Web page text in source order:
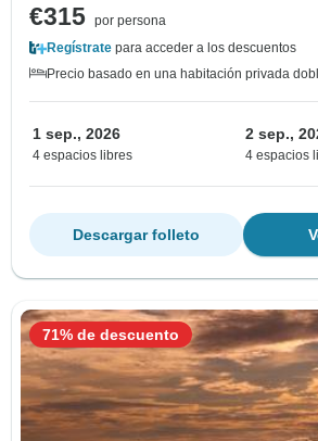
€315 por persona
Regístrate para acceder a los descuentos
Precio basado en una habitación privada
1 sep., 2026
4 espacios libres
2 sep.,
4 espacios
Descargar folleto
71% de descuento